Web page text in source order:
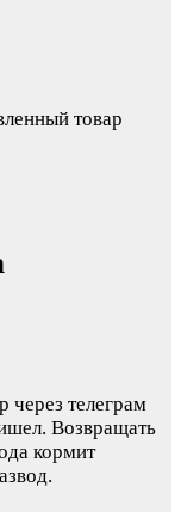
товар
через телеграм
Возвращать
кормит